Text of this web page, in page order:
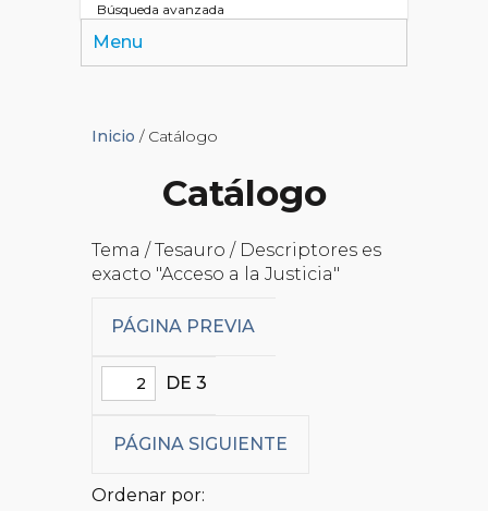
Búsqueda avanzada
Menu
Inicio / Catálogo
Catálogo
Tema / Tesauro / Descriptores es
exacto "Acceso a la Justicia"
PÁGINA PREVIA
DE 3
PÁGINA SIGUIENTE
Ordenar por: